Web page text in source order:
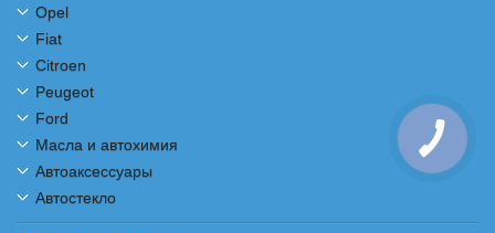
Opel
Fiat
Citroen
Peugeot
Ford
Масла и автохимия
Автоаксессуары
Автостекло